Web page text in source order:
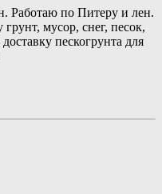
Работаю по Питеру и лен.
мусор, снег, песок,
пескогрунта для